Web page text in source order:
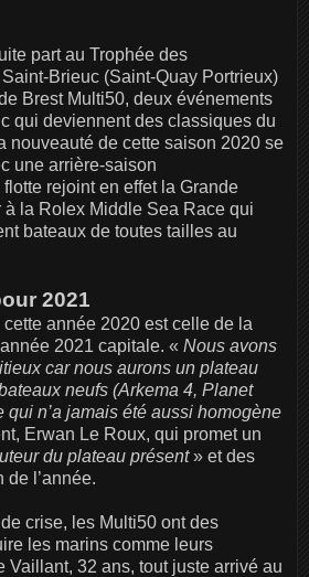
part au Trophée des
Brieuc (Saint-Quay Portrieux)
Brest Multi50, deux événements
qui deviennent des classiques du
nouveauté de cette saison 2020 se
une arrière-saison
rejoint en effet la Grande
à la Rolex Middle Sea Race qui
bateaux de toutes tailles au
2021
année 2020 est celle de la
2021 capitale. « Nous avons
car nous aurons un plateau
neufs (Arkema 4, Planet
qui n’a jamais été aussi homogène
Erwan Le Roux, qui promet un
du plateau présent» et des
de l’année.
crise, les Multi50 ont des
les marins comme leurs
Vaillant, 32 ans, tout juste arrivé au